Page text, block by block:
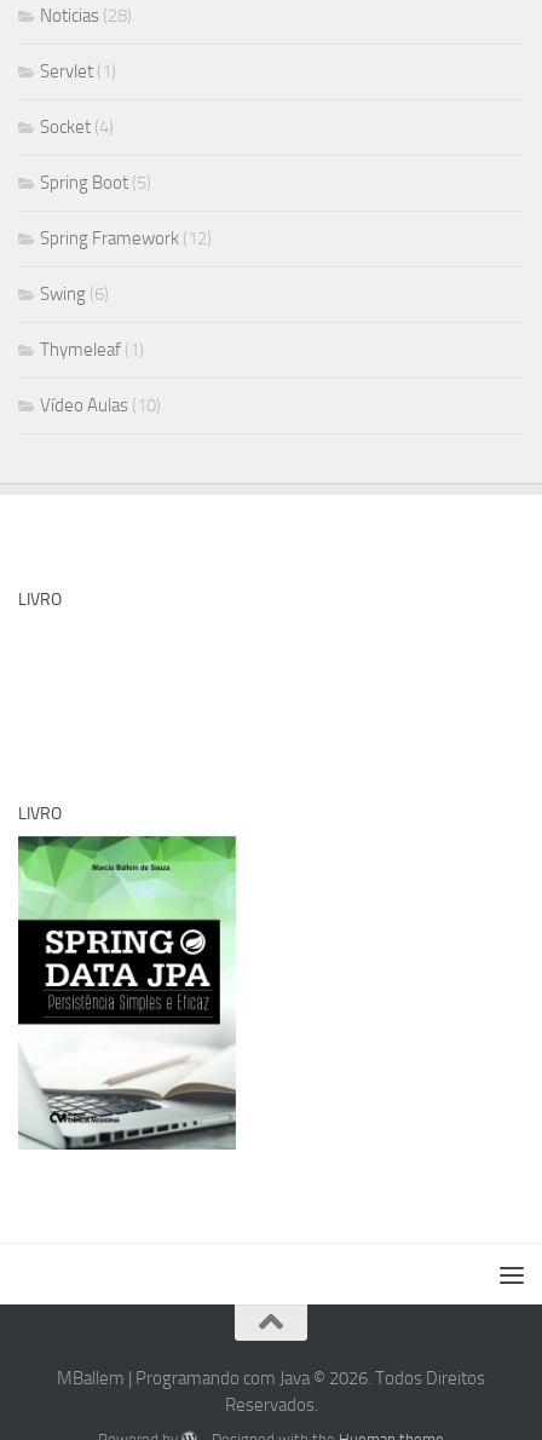
Noticias (28)
Servlet (1)
Socket (4)
Spring Boot (5)
Spring Framework (12)
Swing (6)
Thymeleaf (1)
Vídeo Aulas (10)
LIVRO
LIVRO
MBallem | Programando com Java © 2026. Todos Direitos
Reservados.